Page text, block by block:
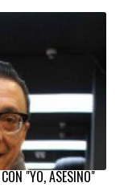
"YO, ASESINO"